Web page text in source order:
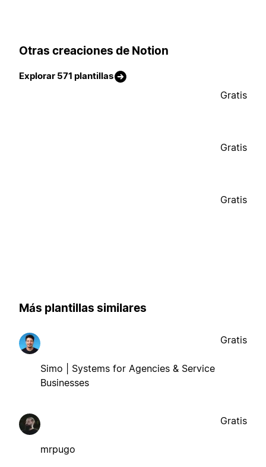
Otras creaciones de Notion
Explorar 571 plantillas
Gratis
Gratis
Gratis
Más plantillas similares
Simo | Systems for Agencies & Service
Businesses
Gratis
mrpugo
Gratis